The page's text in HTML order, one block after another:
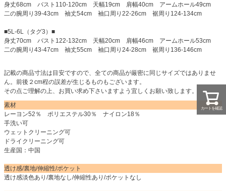
身丈68cm バスト110-120cm 天幅19cm 肩幅40cm アームホール49cm
二の腕周り39-43cm 袖丈54cm 袖口周り22-26cm 裾周り124-134cm
■5L-6L（タグ3）■
身丈70cm バスト122-132cm 天幅20cm 肩幅46cm アームホール53cm
二の腕周り43-47cm 袖丈55cm 袖口周り24-28cm 裾周り136-146cm
記載の商品寸法は目安ですので、全ての商品が厳密に同じサイズではありませ
ん。前後２cm程の誤差が生じるものもございます。
その点ご理解の上、お買い求め下さいますよう宜しくお願い致します。
素材
レーヨン52％ ポリエステル30％ ナイロン18％
手洗い可
ウェットクリーニング可
ドライクリーニング可
生産国：中国
透け感/裏地/伸縮性/ポケット
透け感淡色あり/裏地なし/伸縮性あり/ポケットなし
カートを確認